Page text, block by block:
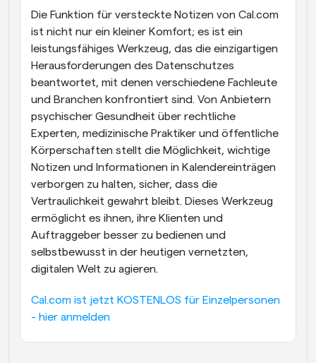
Die Funktion für versteckte Notizen von Cal.com
ist nicht nur ein kleiner Komfort; es ist ein
leistungsfähiges Werkzeug, das die einzigartigen
Herausforderungen des Datenschutzes
beantwortet, mit denen verschiedene Fachleute
und Branchen konfrontiert sind. Von Anbietern
psychischer Gesundheit über rechtliche
Experten, medizinische Praktiker und öffentliche
Körperschaften stellt die Möglichkeit, wichtige
Notizen und Informationen in Kalendereinträgen
verborgen zu halten, sicher, dass die
Vertraulichkeit gewahrt bleibt. Dieses Werkzeug
ermöglicht es ihnen, ihre Klienten und
Auftraggeber besser zu bedienen und
selbstbewusst in der heutigen vernetzten,
digitalen Welt zu agieren.
Cal.com ist jetzt KOSTENLOS für Einzelpersonen
- hier anmelden